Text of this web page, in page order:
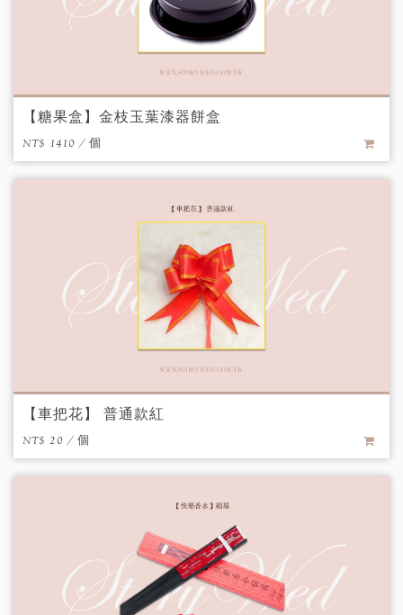
【糖果盒】金枝玉葉漆器餅盒
NT$ 1410 / 個
【車把花】 普通款紅
NT$ 20 / 個